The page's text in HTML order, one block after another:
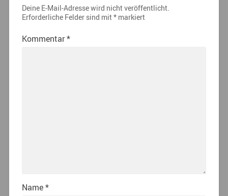
Deine E-Mail-Adresse wird nicht veröffentlicht.
Erforderliche Felder sind mit*markiert
Kommentar*
Name*